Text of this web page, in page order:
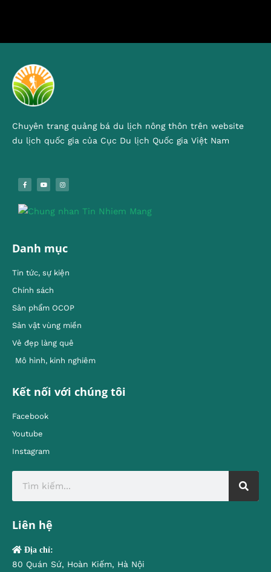
Chuyên trang quảng bá du lịch nông thôn trên website
du lịch quốc gia của Cục Du lịch Quốc gia Việt Nam
Danh mục
Tin tức, sự kiện
Chính sách
Sản phẩm OCOP
Sản vật vùng miền
Vẻ đẹp làng quê
Mô hình, kinh nghiêm
Kết nối với chúng tôi
Facebook
Youtube
Instagram
Liên hệ
Địa chỉ:
80 Quán Sứ, Hoàn Kiếm, Hà Nội